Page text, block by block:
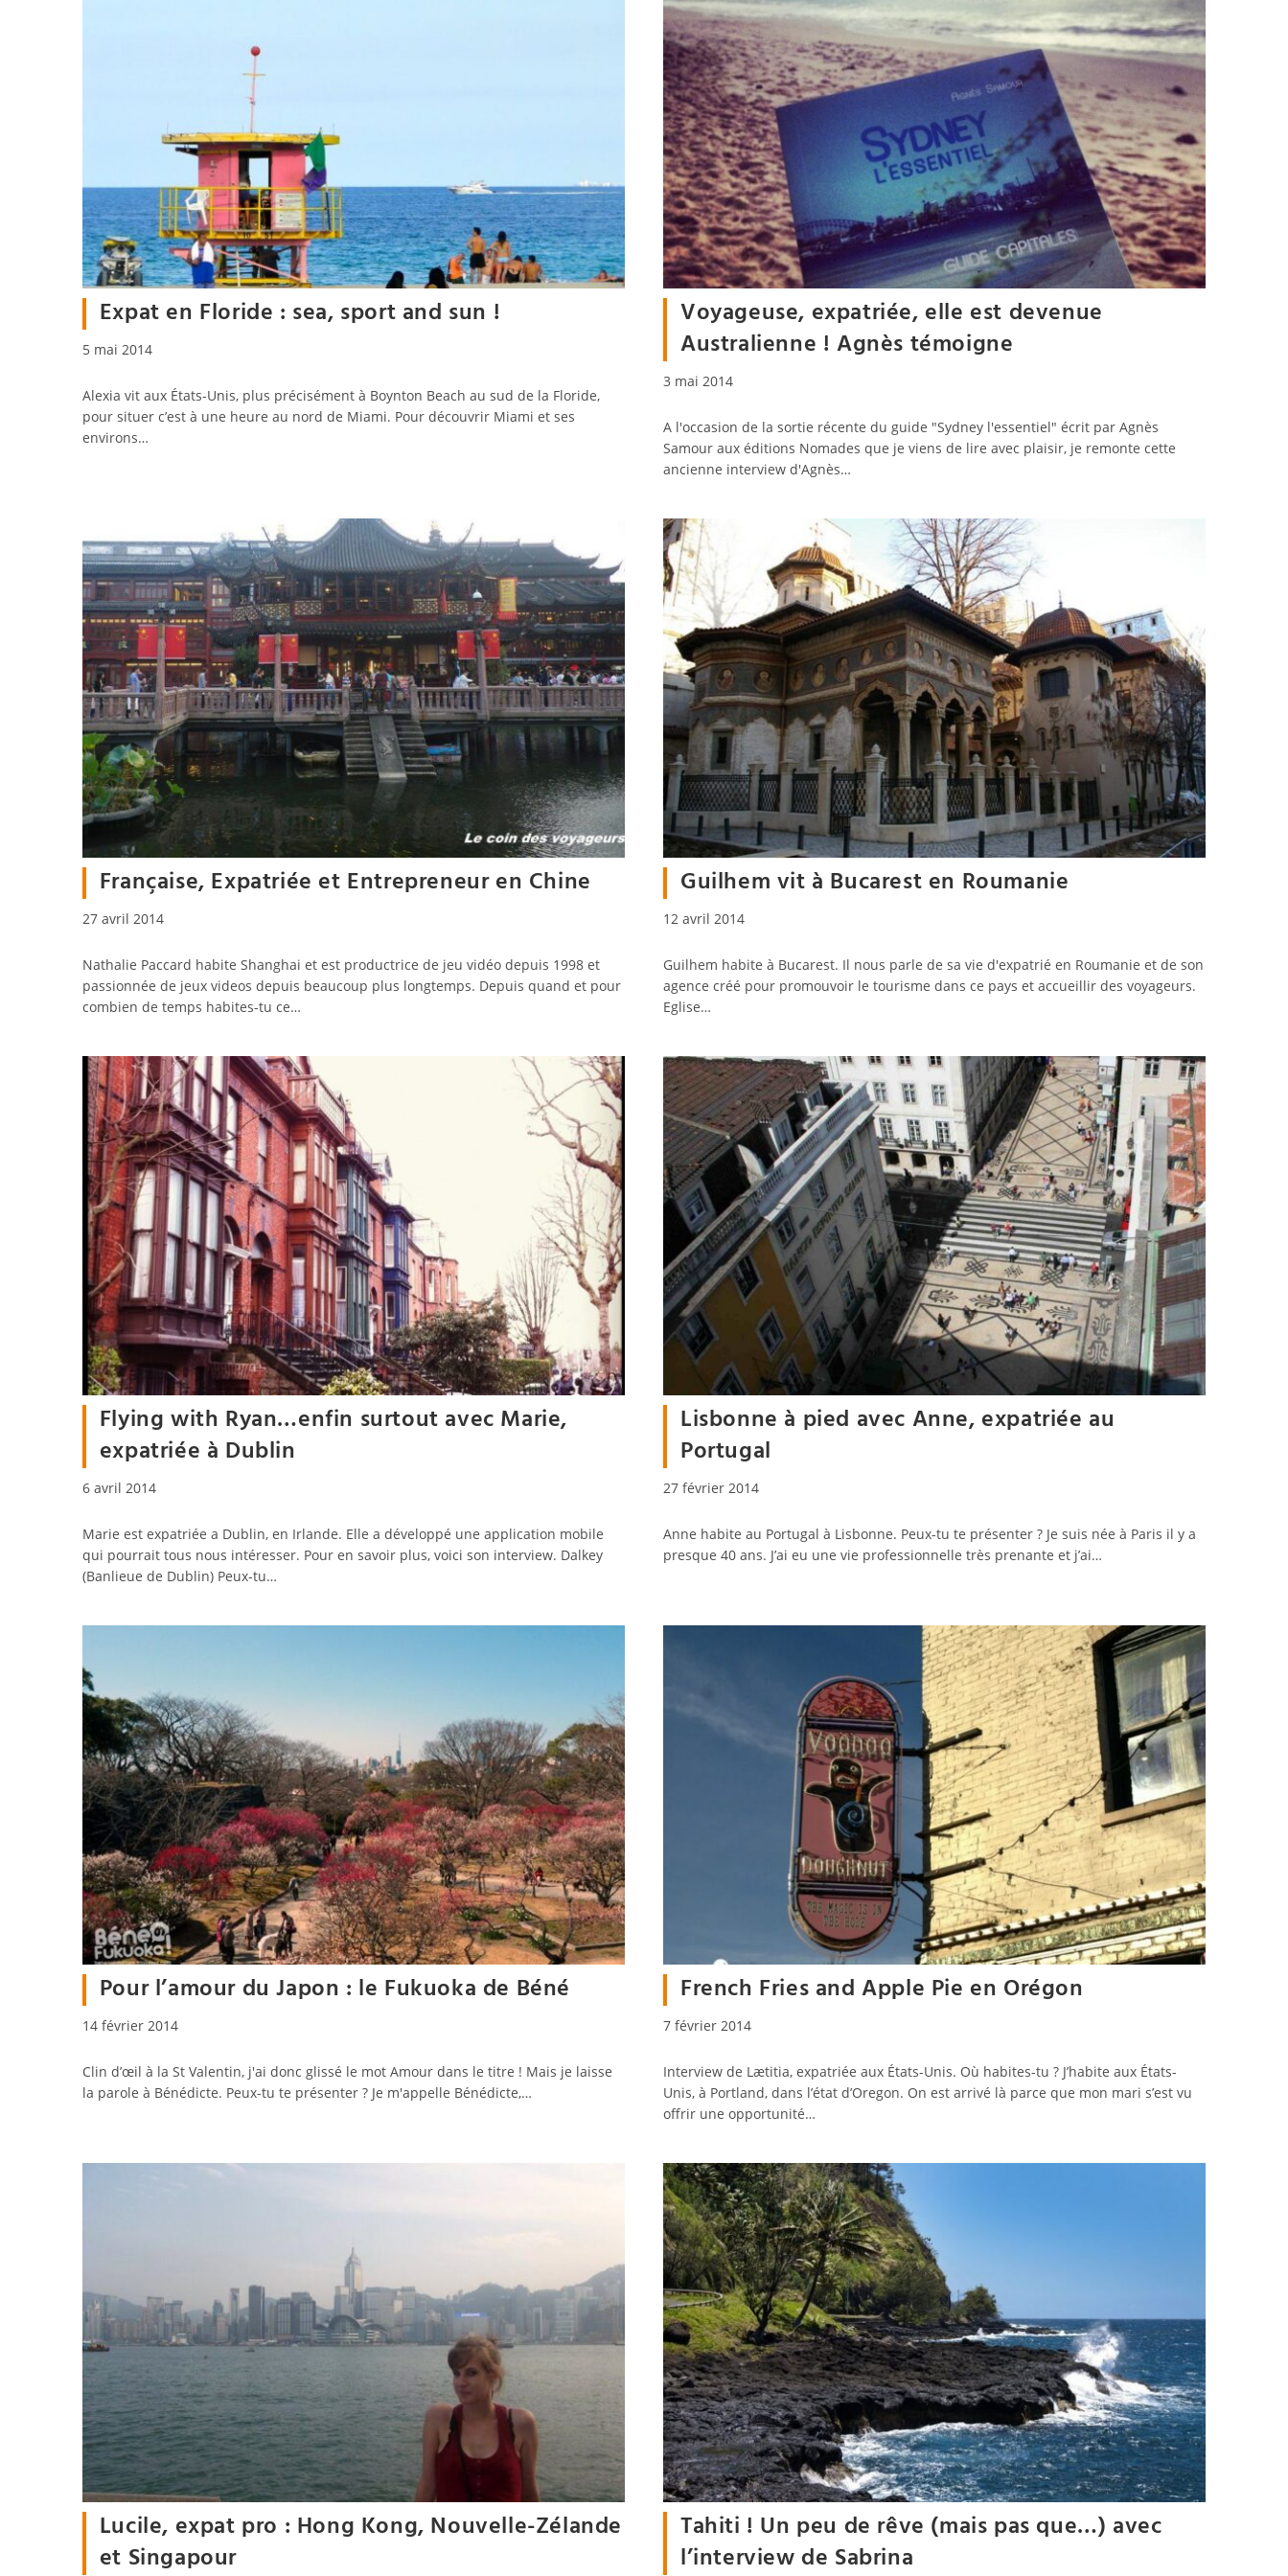
Expat en Floride : sea, sport and sun !
Publication
5 mai 2014
Alexia vit aux États-Unis, plus précisément à Boynton Beach au sud de la Floride,
pour situer c’est à une heure au nord de Miami. Pour découvrir Miami et ses
environs…
Voyageuse, expatriée, elle est devenue
Australienne ! Agnès témoigne
Publication
3 mai 2014
A l'occasion de la sortie récente du guide "Sydney l'essentiel" écrit par Agnès
Samour aux éditions Nomades que je viens de lire avec plaisir, je remonte cette
ancienne interview d'Agnès…
Française, Expatriée et Entrepreneur en Chine
Publication
27 avril 2014
Nathalie Paccard habite Shanghai et est productrice de jeu vidéo depuis 1998 et
passionnée de jeux videos depuis beaucoup plus longtemps. Depuis quand et pour
combien de temps habites-tu ce…
Guilhem vit à Bucarest en Roumanie
Publication
12 avril 2014
Guilhem habite à Bucarest. Il nous parle de sa vie d'expatrié en Roumanie et de son
agence créé pour promouvoir le tourisme dans ce pays et accueillir des voyageurs.
Eglise…
Flying with Ryan…enfin surtout avec Marie,
expatriée à Dublin
Publication
6 avril 2014
Marie est expatriée a Dublin, en Irlande. Elle a développé une application mobile
qui pourrait tous nous intéresser. Pour en savoir plus, voici son interview. Dalkey
(Banlieue de Dublin) Peux-tu…
Lisbonne à pied avec Anne, expatriée au
Portugal
Publication
27 février 2014
Anne habite au Portugal à Lisbonne. Peux-tu te présenter ? Je suis née à Paris il y a
presque 40 ans. J’ai eu une vie professionnelle très prenante et j’ai…
Pour l’amour du Japon : le Fukuoka de Béné
Publication
14 février 2014
Clin d’œil à la St Valentin, j'ai donc glissé le mot Amour dans le titre ! Mais je laisse
la parole à Bénédicte. Peux-tu te présenter ? Je m'appelle Bénédicte,…
French Fries and Apple Pie en Orégon
Publication
7 février 2014
Interview de Lætitia, expatriée aux États-Unis. Où habites-tu ? J’habite aux États-
Unis, à Portland, dans l’état d’Oregon. On est arrivé là parce que mon mari s’est vu
offrir une opportunité…
Lucile, expat pro : Hong Kong, Nouvelle-Zélande
et Singapour
Tahiti ! Un peu de rêve (mais pas que…) avec
l’interview de Sabrina